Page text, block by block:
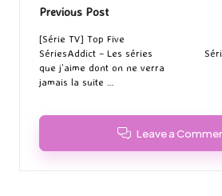
Post
navigation
Previous Post
[Série TV] Top Five
SériesAddict – Les séries
que j’aime dont on ne verra
jamais la suite …
Leave a